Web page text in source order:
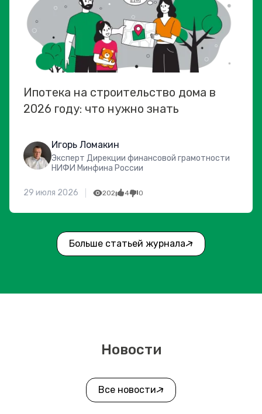
Ипотека на строительство дома в
2026 году: что нужно знать
Игорь Ломакин
Эксперт Дирекции финансовой грамотности
НИФИ Минфина России
29 июля 2026 202 4 0
Больше статьей журнала
Новости
Все новости